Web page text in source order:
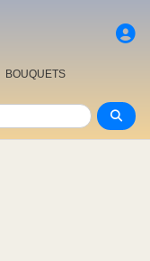
BOUQUETS